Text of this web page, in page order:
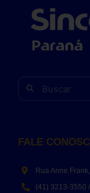
FALE
Rua Anne
(41) 3213-3550